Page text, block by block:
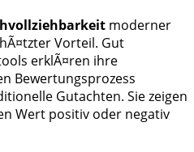
moderner
Vorteil. Gut
erklÃ¤ren ihre
Bewertungsprozess
Gutachten. Sie zeigen
Wert positiv oder negativ